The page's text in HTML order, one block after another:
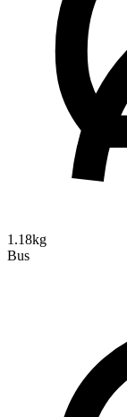
1.18kg
Bus